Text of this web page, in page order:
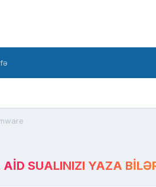
SUALINIZI YAZA